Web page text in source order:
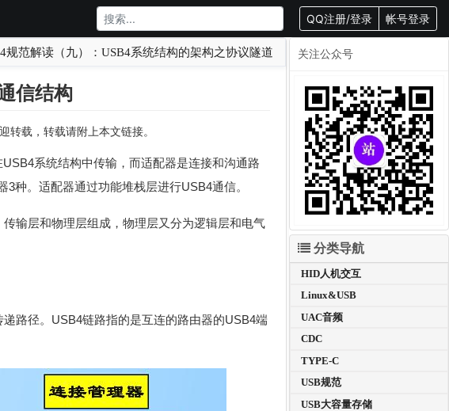
QQ注册/登录 帐号登录
规范解读（九）：USB4系统结构的架构之协议隧道
信结构
载，转载请附上本文链接。
系统结构中传输，而适配器是连接和沟通路
种。适配器通过功能堆栈层进行USB4通信。
输层和物理层组成，物理层又分为逻辑层和电气
路径。USB4链路指的是互连的路由器的USB4端
关注公众号
分类导航
HID人机交互
Linux&USB
UAC音频
CDC
TYPE-C
USB规范
USB大容量存储